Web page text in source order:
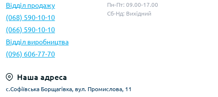
Відділ продажу
(068) 590-10-10
(066) 590-10-10
Відділ виробництва
(096) 606-77-70
Пн-Пт: 09.00-17.00
Сб-Нд: Вихідний
Наша адреса
с.Софіївська Борщагівка, вул. Промислова, 11